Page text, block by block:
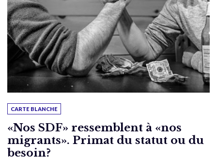
CARTE BLANCHE
«Nos SDF» ressemblent à «nos
migrants». Primat du statut ou du
besoin?